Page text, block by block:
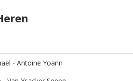
- Antoine Yoann